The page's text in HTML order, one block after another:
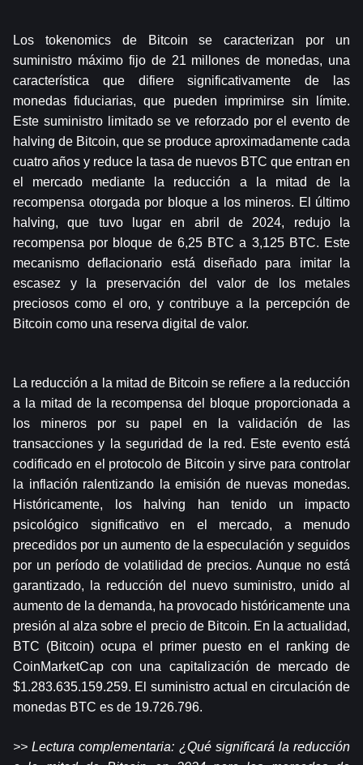
Los tokenomics de Bitcoin se caracterizan por un
suministro máximo fijo de 21 millones de monedas, una
característica que difiere significativamente de las
monedas fiduciarias, que pueden imprimirse sin límite.
Este suministro limitado se ve reforzado por el evento de
halving de Bitcoin, que se produce aproximadamente cada
cuatro años y reduce la tasa de nuevos BTC que entran en
el mercado mediante la reducción a la mitad de la
recompensa otorgada por bloque a los mineros. El último
halving, que tuvo lugar en abril de 2024, redujo la
recompensa por bloque de 6,25 BTC a 3,125 BTC. Este
mecanismo deflacionario está diseñado para imitar la
escasez y la preservación del valor de los metales
preciosos como el oro, y contribuye a la percepción de
Bitcoin como una reserva digital de valor.
La reducción a la mitad de Bitcoin se refiere a la reducción
a la mitad de la recompensa del bloque proporcionada a
los mineros por su papel en la validación de las
transacciones y la seguridad de la red. Este evento está
codificado en el protocolo de Bitcoin y sirve para controlar
la inflación ralentizando la emisión de nuevas monedas.
Históricamente, los halving han tenido un impacto
psicológico significativo en el mercado, a menudo
precedidos por un aumento de la especulación y seguidos
por un período de volatilidad de precios. Aunque no está
garantizado, la reducción del nuevo suministro, unido al
aumento de la demanda, ha provocado históricamente una
presión al alza sobre el precio de Bitcoin. En la actualidad,
BTC (Bitcoin) ocupa el primer puesto en el ranking de
CoinMarketCap con una capitalización de mercado de
$1.283.635.159.259. El suministro actual en circulación de
monedas BTC es de 19.726.796.
>> Lectura complementaria: ¿Qué significará la reducción